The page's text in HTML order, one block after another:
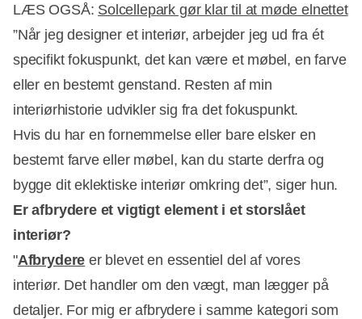
LÆS OGSÅ: Solcellepark gør klar til at møde elnettet
”Når jeg designer et interiør, arbejder jeg ud fra ét
specifikt fokuspunkt, det kan være et møbel, en farve
eller en bestemt genstand. Resten af min
interiørhistorie udvikler sig fra det fokuspunkt.
Hvis du har en fornemmelse eller bare elsker en
bestemt farve eller møbel, kan du starte derfra og
bygge dit eklektiske interiør omkring det”, siger hun.
Er afbrydere et vigtigt element i et storslået
interiør?
"Afbrydere er blevet en essentiel del af vores
interiør. Det handler om den vægt, man lægger på
detaljer. For mig er afbrydere i samme kategori som